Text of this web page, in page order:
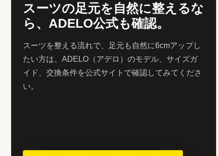
スーツの足元を自然に整えるな
ら、ADELO公式も確認。
スーツを整える流れで、足元も自然に6cmアップし
たい方は、ADELO（アデロ）のモデル、サイズガ
イド、交換条件を公式サイトで確認してみてくださ
い。